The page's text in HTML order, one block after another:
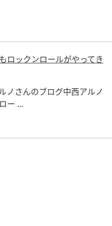
ロックンロールがやってき
ノさんのブログ中西アルノ
ー ...